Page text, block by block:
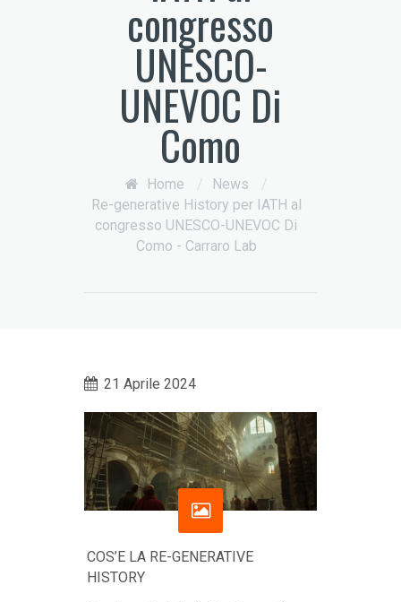
congresso
UNESCO-
UNEVOC Di
Como
Home / News
/
Re-generative History per IATH al
congresso UNESCO-UNEVOC Di
Como - Carraro Lab
21 Aprile 2024
COS’E LA RE-GENERATIVE
HISTORY